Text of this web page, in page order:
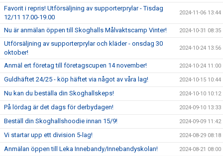
Favorit i repris! Utförsäljning av supporterprylar - Tisdag
12/11 17.00-19.00
2024-11-06 13:44
Nu är anmälan öppen till Skoghalls Målvaktscamp Vinter! 2024-10-31 08:35
Utförsäljning av supporterprylar och kläder - onsdag 30
oktober!
2024-10-24 13:56
Anmäl ert företag till företagscupen 14 november! 2024-10-24 11:00
Guldhäftet 24/25 - köp häftet via något av våra lag! 2024-10-15 10:44
Nu kan du beställa din Skoghallskeps! 2024-10-10 10:12
På lördag är det dags för derbydagen! 2024-09-10 13:33
Beställ din Skoghallshoodie innan 15/9! 2024-09-09 11:42
Vi startar upp ett division 5-lag! 2024-08-29 08:18
Anmälan öppen till Leka Innebandy/Innebandyskolan! 2024-08-21 08:00